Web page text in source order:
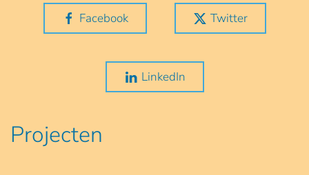
Facebook Twitter
LinkedIn
Projecten